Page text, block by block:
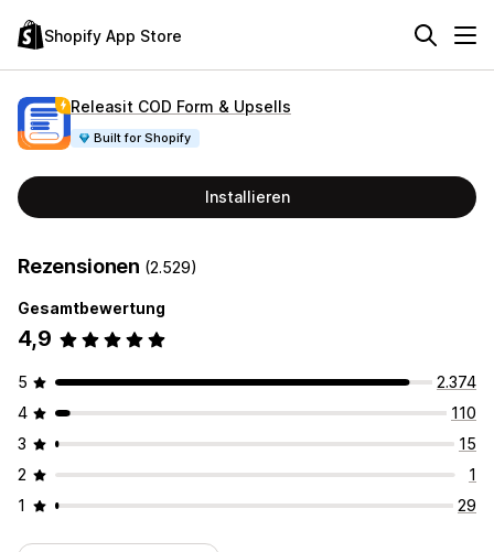
Shopify App Store
Releasit COD Form & Upsells
Built for Shopify
Installieren
Rezensionen (2.529)
Gesamtbewertung
4,9
5
2.374
4
110
3
15
2
1
1
29